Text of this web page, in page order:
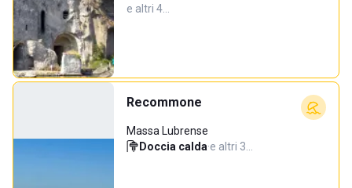
e altri 4…
Recommone
Massa Lubrense
Doccia calda·e altri 3…